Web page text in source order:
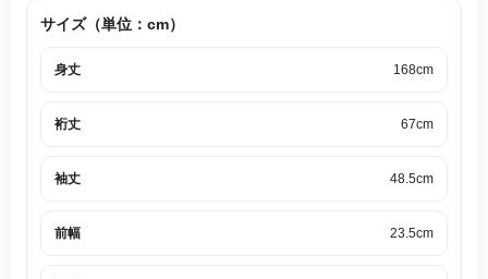
サイズ（単位：cm）
身丈 168cm
裄丈 67cm
袖丈 48.5cm
前幅 23.5cm